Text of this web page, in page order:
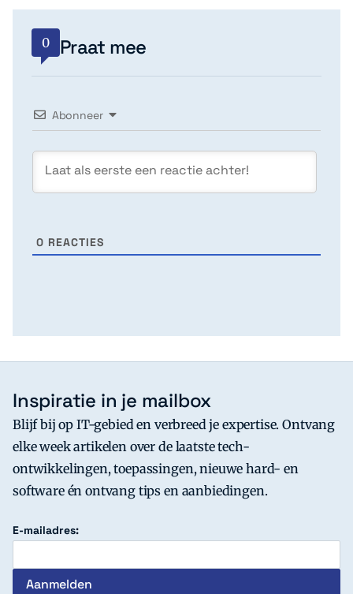
0 Praat mee
Abonneer
0 REACTIES
Inspiratie in je mailbox
Blijf bij op IT-gebied en verbreed je expertise. Ontvang
elke week artikelen over de laatste tech-
ontwikkelingen, toepassingen, nieuwe hard- en
software én ontvang tips en aanbiedingen.
E-mailadres: